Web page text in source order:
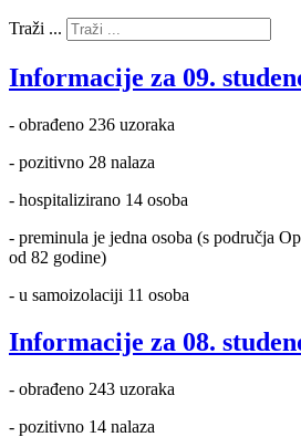
Traži ...
Informacije za 09.
- obrađeno 236 uzoraka
- pozitivno 28 nalaza
- hospitalizirano 14 osoba
- preminula je jedna osoba (s područja
od 82 godine)
- u samoizolaciji 11 osoba
Informacije za 08.
- obrađeno 243 uzoraka
- pozitivno 14 nalaza